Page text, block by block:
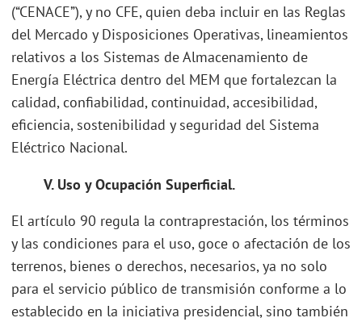
(“CENACE”), y no CFE, quien deba incluir en las Reglas
del Mercado y Disposiciones Operativas, lineamientos
relativos a los Sistemas de Almacenamiento de
Energía Eléctrica dentro del MEM que fortalezcan la
calidad, confiabilidad, continuidad, accesibilidad,
eficiencia, sostenibilidad y seguridad del Sistema
Eléctrico Nacional.
V. Uso y Ocupación Superficial.
El artículo 90 regula la contraprestación, los términos
y las condiciones para el uso, goce o afectación de los
terrenos, bienes o derechos, necesarios, ya no solo
para el servicio público de transmisión conforme a lo
establecido en la iniciativa presidencial, sino también